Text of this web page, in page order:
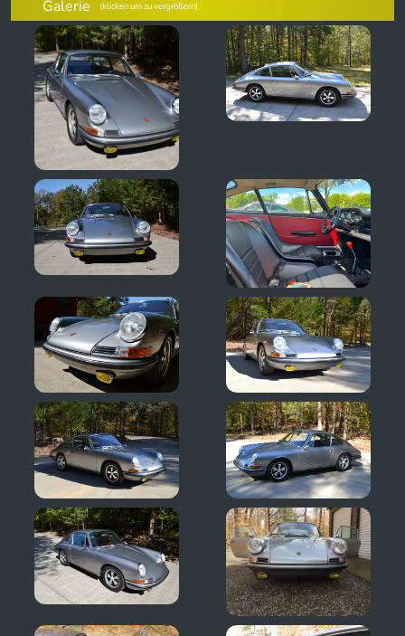
Galerie (klicken um zu vergrößern)